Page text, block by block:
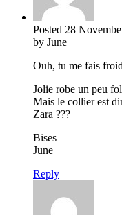
Posted 28
by June
Ouh, tu me fais
Jolie robe un peu
Mais le collier est
Zara ???
Bises
June
Reply